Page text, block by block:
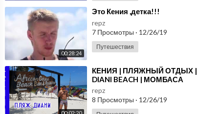
00:28:24
⁣Это Кения ,детка!!!
repz
7 Просмотры · 12/26/19
Путешествия
00:02:20
⁣КЕНИЯ | ПЛЯЖНЫЙ ОТДЫХ |
DIANI BEACH | МОМБАСА
repz
8 Просмотры · 12/26/19